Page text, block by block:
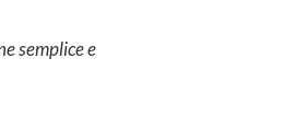
semplice e